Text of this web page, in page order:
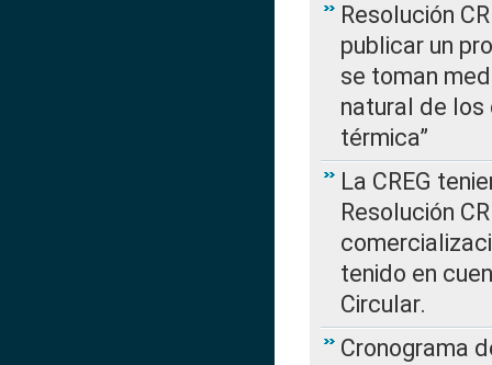
Resolución
publicar un
se toman
natural de los
térmica”
La CREG
Resolución
tenido en
Circular.
Cronograma